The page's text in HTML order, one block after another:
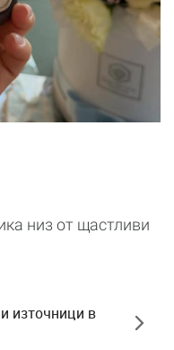
низ от щастливи
източници в